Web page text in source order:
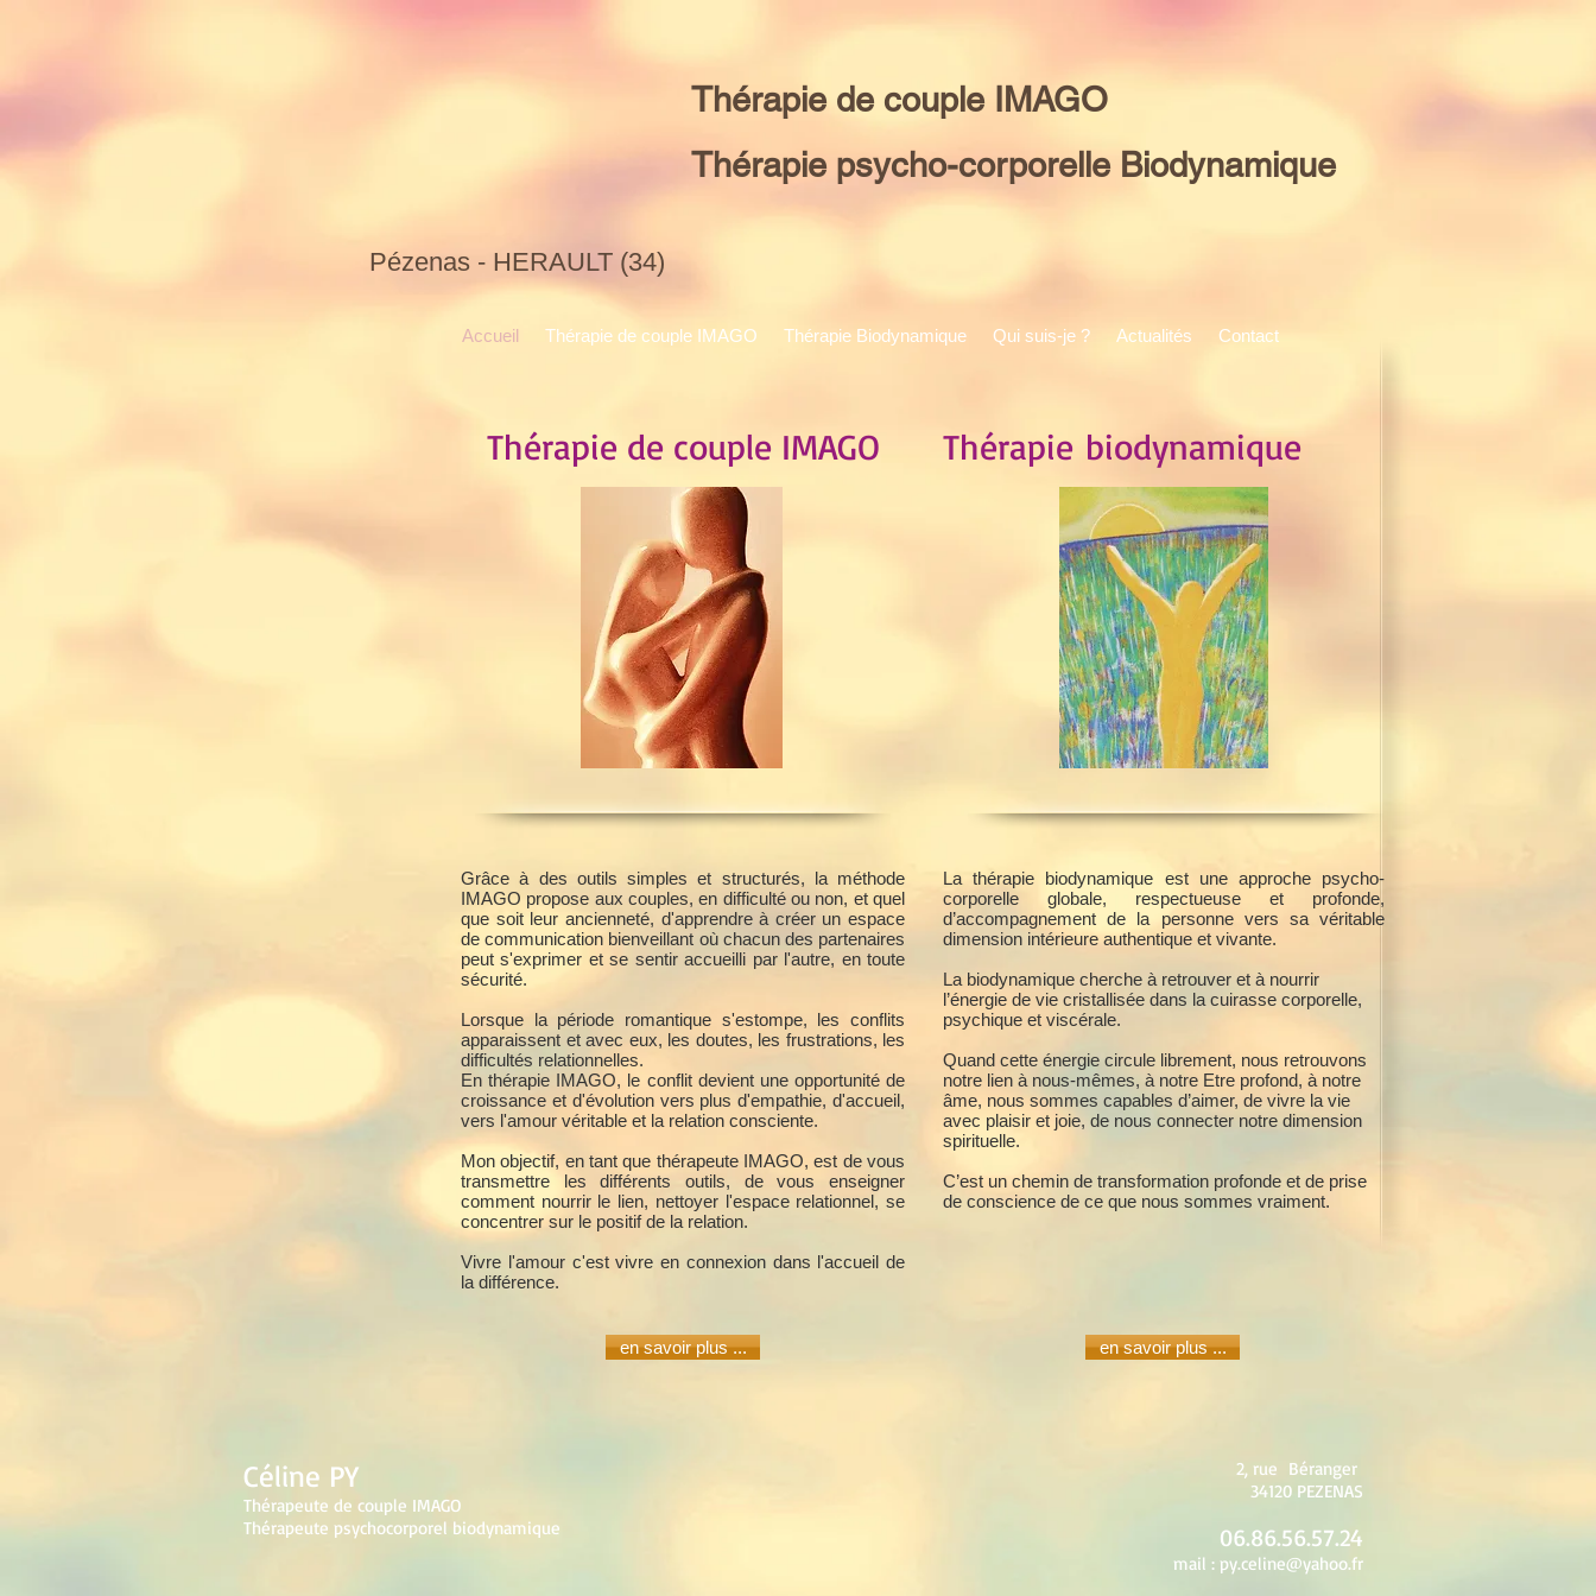
Thérapie de couple IMAGO
Thérapie psycho-corporelle Biodynamique
Céline Py
Pézenas - HERAULT (34)
Accueil Thérapie de couple IMAGO Thérapie Biodynamique Qui suis-je ? Actualités Contact
Thérapie de couple IMAGO
Grâce à des outils simples et structurés, la méthode
IMAGO propose aux couples, en difficulté ou non, et quel
que soit leur ancienneté, d'apprendre à créer un espace
de communication bienveillant où chacun des partenaires
peut s'exprimer et se sentir accueilli par l'autre, en toute
sécurité.
Lorsque la période romantique s'estompe, les conflits
apparaissent et avec eux, les doutes, les frustrations, les
difficultés relationnelles.
En thérapie IMAGO, le conflit devient une opportunité de
croissance et d'évolution vers plus d'empathie, d'accueil,
vers l'amour véritable et la relation consciente.
Mon objectif, en tant que thérapeute IMAGO, est de vous
transmettre les différents outils, de vous enseigner
comment nourrir le lien, nettoyer l'espace relationnel, se
concentrer sur le positif de la relation.
Vivre l'amour c'est vivre en connexion dans l'accueil de
la différence.
en savoir plus ...
Thérapie biodynamique
La thérapie biodynamique est une approche psycho-
corporelle globale, respectueuse et profonde,
d’accompagnement de la personne vers sa véritable
dimension intérieure authentique et vivante.
La biodynamique cherche à retrouver et à nourrir
l’énergie de vie cristallisée dans la cuirasse corporelle,
psychique et viscérale.
Quand cette énergie circule librement, nous retrouvons
notre lien à nous-mêmes, à notre Etre profond, à notre
âme, nous sommes capables d’aimer, de vivre la vie
avec plaisir et joie, de nous connecter notre dimension
spirituelle.
C’est un chemin de transformation profonde et de prise
de conscience de ce que nous sommes vraiment.
en savoir plus ...
Céline PY
Thérapeute de couple IMAGO
Thérapeute psychocorporel biodynamique
2, rue Béranger
34120 PEZENAS
06.86.56.57.24
mail : py.celine@yahoo.fr